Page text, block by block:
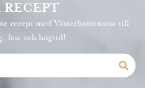
RECEPT
recept med Västerbottensost till
fest och högtid!